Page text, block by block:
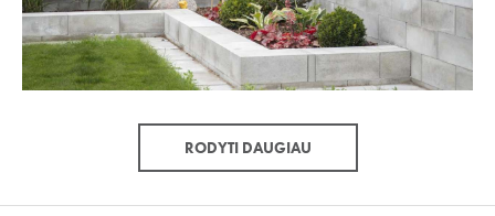
RODYTI DAUGIAU